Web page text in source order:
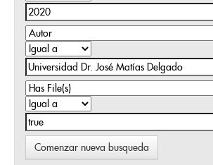
Comenzar nueva busqueda